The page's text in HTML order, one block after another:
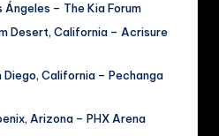
– The Kia Forum
Desert, California – Acrisure
Diego, California – Pechanga
Arizona – PHX Arena